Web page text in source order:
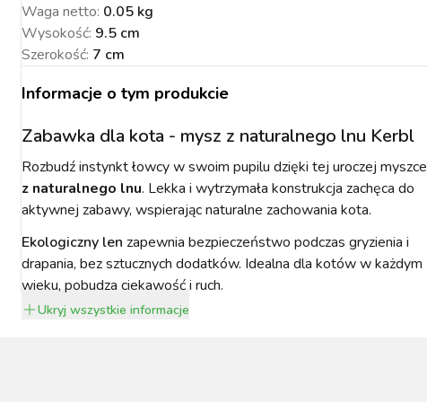
I
ARTYKUŁY
TECHNICZNE
ZAKISZANIE
DLA
KONIA
PAKUJEMY SIĘ NA
ZAWODY
ZWALCZANIE
SZKODNIKÓW
MUCHY W STAJNI.
STOP
POMIAROWE
Waga netto: 0.05 kg
Wysokość: 9.5 cm
Szerokość: 7 cm
Informacje o tym produkcie
Zabawka dla kota - mysz z naturalnego lnu Kerbl
Rozbudź instynkt łowcy w swoim pupilu dzięki tej uroczej myszce
z naturalnego lnu. Lekka i wytrzymała konstrukcja zachęca do
aktywnej zabawy, wspierając naturalne zachowania kota.
Ekologiczny len zapewnia bezpieczeństwo podczas gryzienia i
drapania, bez sztucznych dodatków. Idealna dla kotów w każdym
wieku, pobudza ciekawość i ruch.
Ukryj wszystkie informacje